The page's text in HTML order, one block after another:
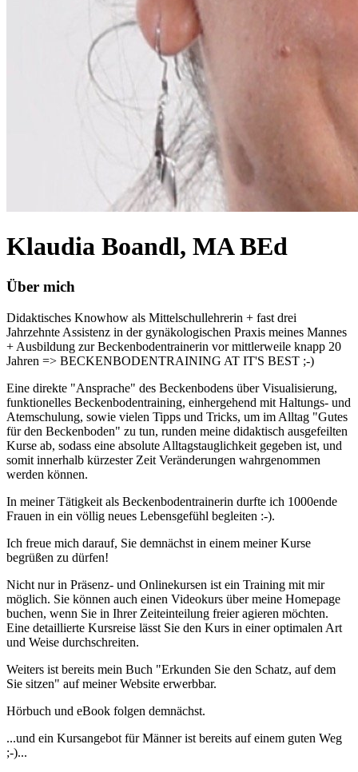
Klaudia Boandl, MA BEd
Über mich
Didaktisches Knowhow als Mittelschullehrerin + fast drei
Jahrzehnte Assistenz in der gynäkologischen Praxis meines Mannes
+ Ausbildung zur Beckenbodentrainerin vor mittlerweile knapp 20
Jahren => BECKENBODENTRAINING AT IT'S BEST ;-)
Eine direkte "Ansprache" des Beckenbodens über Visualisierung,
funktionelles Beckenbodentraining, einhergehend mit Haltungs- und
Atemschulung, sowie vielen Tipps und Tricks, um im Alltag "Gutes
für den Beckenboden" zu tun, runden meine didaktisch ausgefeilten
Kurse ab, sodass eine absolute Alltagstauglichkeit gegeben ist, und
somit innerhalb kürzester Zeit Veränderungen wahrgenommen
werden können.
In meiner Tätigkeit als Beckenbodentrainerin durfte ich 1000ende
Frauen in ein völlig neues Lebensgefühl begleiten :-).
Ich freue mich darauf, Sie demnächst in einem meiner Kurse
begrüßen zu dürfen!
Nicht nur in Präsenz- und Onlinekursen ist ein Training mit mir
möglich. Sie können auch einen Videokurs über meine Homepage
buchen, wenn Sie in Ihrer Zeiteinteilung freier agieren möchten.
Eine detaillierte Kursreise lässt Sie den Kurs in einer optimalen Art
und Weise durchschreiten.
Weiters ist bereits mein Buch "Erkunden Sie den Schatz, auf dem
Sie sitzen" auf meiner Website erwerbbar.
Hörbuch und eBook folgen demnächst.
...und ein Kursangebot für Männer ist bereits auf einem guten Weg
;-)...